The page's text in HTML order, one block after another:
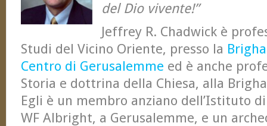
del Dio vivente!”
Jeffrey R. Chadwick è
Studi del Vicino Oriente, presso la
Centro di Gerusalemme ed è anche
Storia e dottrina della Chiesa, alla
Egli è un membro anziano dell’Istituto
WF Albright, a Gerusalemme, e un